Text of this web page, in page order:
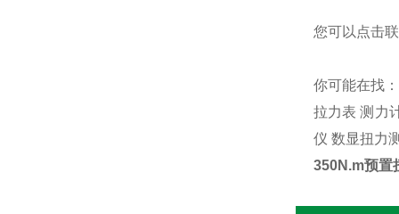
您可以点击
你可能在找：
拉力表 测力
仪 数显扭力
350N.m预置